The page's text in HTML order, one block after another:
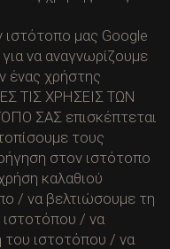
ιστότοπο μας Google
να αναγνωρίζουμε
ένας χρήστης
ΤΙΣ ΧΡΗΣΕΙΣ ΤΩΝ
ΣΑΣ επισκέπτεται
τους
στον ιστότοπο
καλαθιού
/ να βελτιώσουμε τη
ιστοτόπου / να
του ιστοτόπου / να